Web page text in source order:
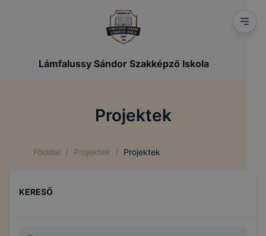
Lámfalussy Sándor Szakképző Iskola
Projektek
Főoldal / Projektek / Projektek
KERESŐ